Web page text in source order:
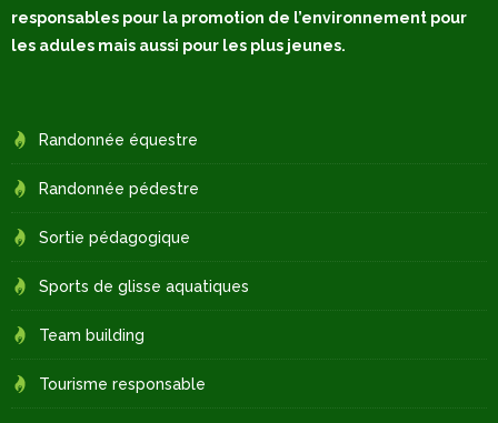
responsables pour la promotion de l’environnement pour
les adules mais aussi pour les plus jeunes.
Randonnée équestre
Randonnée pédestre
Sortie pédagogique
Sports de glisse aquatiques
Team building
Tourisme responsable